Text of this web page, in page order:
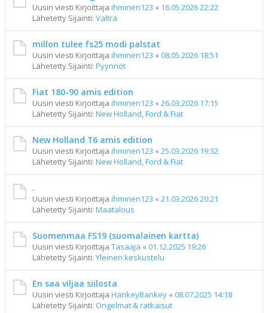
Uusin viesti Kirjoittaja ihminen123 « 16.05.2026 22:22
Lähetetty Sijainti: Valtra
millon tulee fs25 modi palstat
Uusin viesti Kirjoittaja ihminen123 « 08.05.2026 18:51
Lähetetty Sijainti: Pyynnöt
Fiat 180-90 amis edition
Uusin viesti Kirjoittaja ihminen123 « 26.03.2026 17:15
Lähetetty Sijainti: New Holland, Ford & Fiat
New Holland T6 amis edition
Uusin viesti Kirjoittaja ihminen123 « 25.03.2026 19:32
Lähetetty Sijainti: New Holland, Ford & Fiat
.
Uusin viesti Kirjoittaja ihminen123 « 21.03.2026 20:21
Lähetetty Sijainti: Maatalous
Suomenmaa FS19 (suomalainen kartta)
Uusin viesti Kirjoittaja Tasaaja « 01.12.2025 19:26
Lähetetty Sijainti: Yleinen keskustelu
En saa viljaa siilosta
Uusin viesti Kirjoittaja HankeyBankey « 08.07.2025 14:18
Lähetetty Sijainti: Ongelmat & ratkaisut